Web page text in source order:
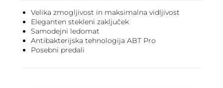
Velika zmogljivost in maksimalna vidljivost
Eleganten stekleni zaključek
Samodejni ledomat
Antibakterijska tehnologija ABT Pro
Posebni predali